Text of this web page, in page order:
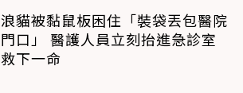
浪貓被黏鼠板困住「裝袋丟包醫院
門口」 醫護人員立刻抬進急診室
救下一命